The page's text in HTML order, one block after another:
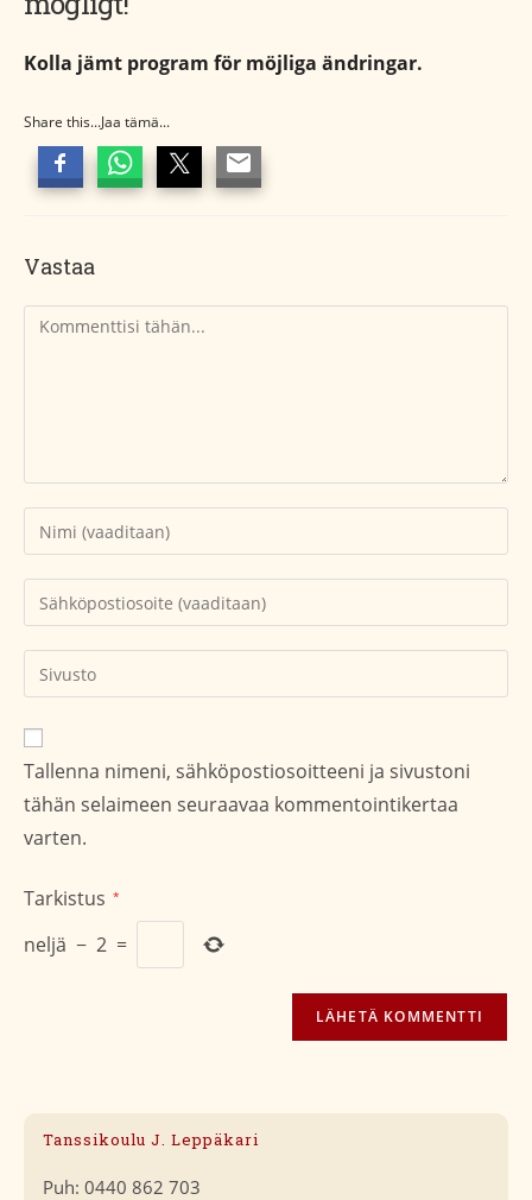
Kolla jämt program för möjliga ändringar.
Share this...Jaa tämä...
Vastaa
Kommentti
Kirjoita
nimesi
tai
käyttäjätunnuksesi
Kirjoita
sähköpostiosoitteesi
kommentoidaksesi
Kirjoita
sivustosi
verkko-
osoite/URL
(valinnainen)
Tallenna nimeni, sähköpostiosoitteeni ja sivustoni
tähän selaimeen seuraavaa kommentointikertaa
varten.
Tarkistus *
neljä − 2 =
Tanssikoulu J. Leppäkari
Puh: 0440 862 703